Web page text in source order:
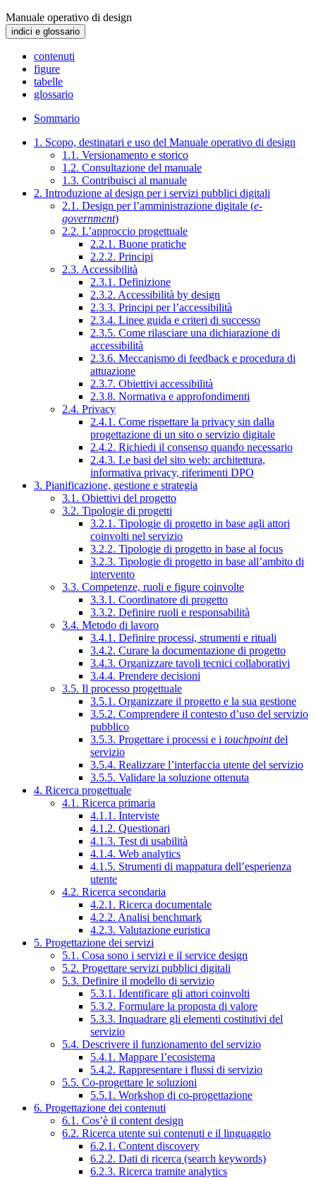
Manuale operativo di design
indici e glossario
contenuti
figure
tabelle
glossario
Sommario
1. Scopo, destinatari e uso del Manuale operativo di design
1.1. Versionamento e storico
1.2. Consultazione del manuale
1.3. Contribuisci al manuale
2. Introduzione al design per i servizi pubblici digitali
2.1. Design per l’amministrazione digitale (e-
government)
2.2. L’approccio progettuale
2.2.1. Buone pratiche
2.2.2. Principi
2.3. Accessibilità
2.3.1. Definizione
2.3.2. Accessibilità by design
2.3.3. Principi per l’accessibilità
2.3.4. Linee guida e criteri di successo
2.3.5. Come rilasciare una dichiarazione di
accessibilità
2.3.6. Meccanismo di feedback e procedura di
attuazione
2.3.7. Obiettivi accessibilità
2.3.8. Normativa e approfondimenti
2.4. Privacy
2.4.1. Come rispettare la privacy sin dalla
progettazione di un sito o servizio digitale
2.4.2. Richiedi il consenso quando necessario
2.4.3. Le basi del sito web: architettura,
informativa privacy, riferimenti DPO
3. Pianificazione, gestione e strategia
3.1. Obiettivi del progetto
3.2. Tipologie di progetti
3.2.1. Tipologie di progetto in base agli attori
coinvolti nel servizio
3.2.2. Tipologie di progetto in base al focus
3.2.3. Tipologie di progetto in base all’ambito di
intervento
3.3. Competenze, ruoli e figure coinvolte
3.3.1. Coordinatore di progetto
3.3.2. Definire ruoli e responsabilità
3.4. Metodo di lavoro
3.4.1. Definire processi, strumenti e rituali
3.4.2. Curare la documentazione di progetto
3.4.3. Organizzare tavoli tecnici collaborativi
3.4.4. Prendere decisioni
3.5. Il processo progettuale
3.5.1. Organizzare il progetto e la sua gestione
3.5.2. Comprendere il contesto d’uso del servizio
pubblico
3.5.3. Progettare i processi e i touchpointdel
servizio
3.5.4. Realizzare l’interfaccia utente del servizio
3.5.5. Validare la soluzione ottenuta
4. Ricerca progettuale
4.1. Ricerca primaria
4.1.1. Interviste
4.1.2. Questionari
4.1.3. Test di usabilità
4.1.4. Web analytics
4.1.5. Strumenti di mappatura dell’esperienza
utente
4.2. Ricerca secondaria
4.2.1. Ricerca documentale
4.2.2. Analisi benchmark
4.2.3. Valutazione euristica
5. Progettazione dei servizi
5.1. Cosa sono i servizi e il service design
5.2. Progettare servizi pubblici digitali
5.3. Definire il modello di servizio
5.3.1. Identificare gli attori coinvolti
5.3.2. Formulare la proposta di valore
5.3.3. Inquadrare gli elementi costitutivi del
servizio
5.4. Descrivere il funzionamento del servizio
5.4.1. Mappare l’ecosistema
5.4.2. Rappresentare i flussi di servizio
5.5. Co-progettare le soluzioni
5.5.1. Workshop di co-progettazione
6. Progettazione dei contenuti
6.1. Cos’è il content design
6.2. Ricerca utente sui contenuti e il linguaggio
6.2.1. Content discovery
6.2.2. Dati di ricerca (search keywords)
6.2.3. Ricerca tramite analytics